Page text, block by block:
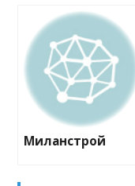
Миланстрой